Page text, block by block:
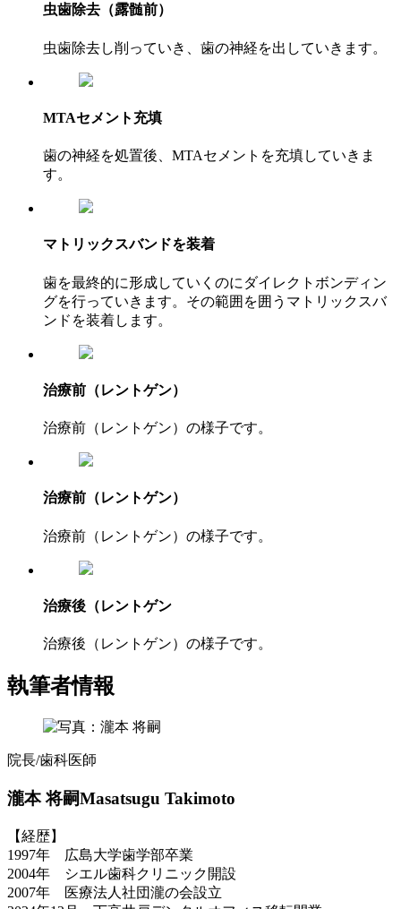
虫歯除去（露髄前）
虫歯除去し削っていき、歯の神経を出していきます。
MTAセメント充填
歯の神経を処置後、MTAセメントを充填していきま
す。
マトリックスバンドを装着
歯を最終的に形成していくのにダイレクトボンディン
グを行っていきます。その範囲を囲うマトリックスバ
ンドを装着します。
治療前（レントゲン）
治療前（レントゲン）の様子です。
治療前（レントゲン）
治療前（レントゲン）の様子です。
治療後（レントゲン
治療後（レントゲン）の様子です。
執筆者情報
院長/歯科医師
瀧本 将嗣Masatsugu Takimoto
【経歴】
1997年 広島大学歯学部卒業
2004年 シエル歯科クリニック開設
2007年 医療法人社団瀧の会設立